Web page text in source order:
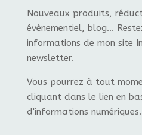
Nouveaux produits,
évènementiel, blog...
informations de mon site
newsletter.
Vous pourrez à tout
cliquant dans le lien en
d'informations numériques.